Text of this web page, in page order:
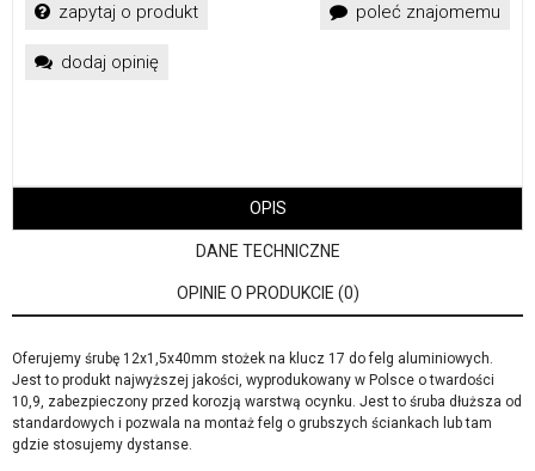
zapytaj o produkt poleć znajomemu
dodaj opinię
OPIS
DANE TECHNICZNE
OPINIE O PRODUKCIE (0)
Oferujemy śrubę 12x1,5x40mm stożek na klucz 17 do felg aluminiowych.
Jest to produkt najwyższej jakości, wyprodukowany w Polsce o twardości
10,9, zabezpieczony przed korozją warstwą ocynku. Jest to śruba dłuższa od
standardowych i pozwala na montaż felg o grubszych ściankach lub tam
gdzie stosujemy dystanse.